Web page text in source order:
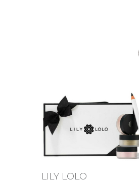
LILY LOLO